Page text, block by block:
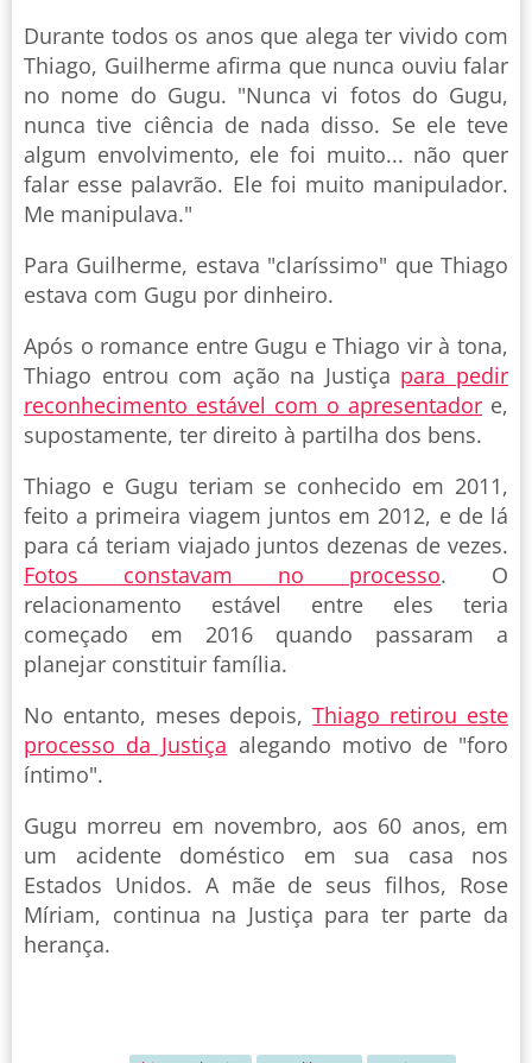
Durante todos os anos que alega ter vivido com
Thiago, Guilherme afirma que nunca ouviu falar
no nome do Gugu. "Nunca vi fotos do Gugu,
nunca tive ciência de nada disso. Se ele teve
algum envolvimento, ele foi muito... não quer
falar esse palavrão. Ele foi muito manipulador.
Me manipulava."
Para Guilherme, estava "claríssimo" que Thiago
estava com Gugu por dinheiro.
Após o romance entre Gugu e Thiago vir à tona,
Thiago entrou com ação na Justiça para pedir
reconhecimento estável com o apresentador e,
supostamente, ter direito à partilha dos bens.
Thiago e Gugu teriam se conhecido em 2011,
feito a primeira viagem juntos em 2012, e de lá
para cá teriam viajado juntos dezenas de vezes.
Fotos constavam no processo. O
relacionamento estável entre eles teria
começado em 2016 quando passaram a
planejar constituir família.
No entanto, meses depois,Thiago retirou este
processo da Justiça alegando motivo de "foro
íntimo".
Gugu morreu em novembro, aos 60 anos, em
um acidente doméstico em sua casa nos
Estados Unidos. A mãe de seus filhos, Rose
Míriam, continua na Justiça para ter parte da
herança.